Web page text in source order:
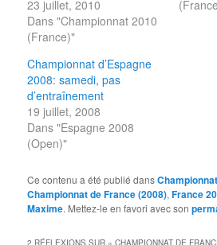
23 juillet, 2010
Dans "Championnat 2010
(France)"
Championnat d’Espagne
2008: samedi, pas
d’entraînement
19 juillet, 2008
Dans "Espagne 2008
(Open)"
Ce contenu a été publié dans
Championnat de France (2008),France
Maxime. Mettez-le en favori avec son
2 RÉFLEXIONS SUR «CHAMPIONNAT DE